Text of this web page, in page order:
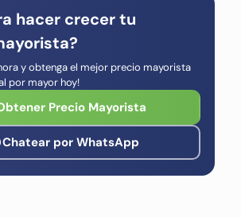
hacer crecer tu
y obtenga el mejor precio mayorista
por mayor hoy!
Precio Mayorista
Chatear por WhatsApp